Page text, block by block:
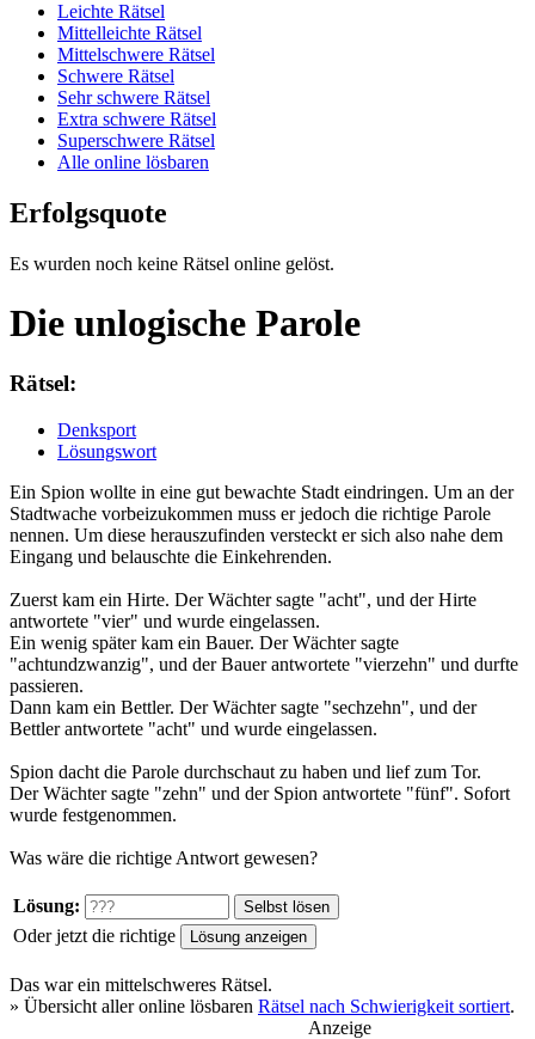
Leichte Rätsel
Mittelleichte Rätsel
Mittelschwere Rätsel
Schwere Rätsel
Sehr schwere Rätsel
Extra schwere Rätsel
Superschwere Rätsel
Alle online lösbaren
Erfolgsquote
Es wurden noch keine Rätsel online gelöst.
Die unlogische Parole
Rätsel:
Denksport
Lösungswort
Ein Spion wollte in eine gut bewachte Stadt eindringen. Um an der
Stadtwache vorbeizukommen muss er jedoch die richtige Parole
nennen. Um diese herauszufinden versteckt er sich also nahe dem
Eingang und belauschte die Einkehrenden.
Zuerst kam ein Hirte. Der Wächter sagte "acht", und der Hirte
antwortete "vier" und wurde eingelassen.
Ein wenig später kam ein Bauer. Der Wächter sagte
"achtundzwanzig", und der Bauer antwortete "vierzehn" und durfte
passieren.
Dann kam ein Bettler. Der Wächter sagte "sechzehn", und der
Bettler antwortete "acht" und wurde eingelassen.
Spion dacht die Parole durchschaut zu haben und lief zum Tor.
Der Wächter sagte "zehn" und der Spion antwortete "fünf". Sofort
wurde festgenommen.
Was wäre die richtige Antwort gewesen?
Lösung:
Oder jetzt die richtige
Das war ein mittelschweres Rätsel.
» Übersicht aller online lösbaren Rätsel nach Schwierigkeit sortiert.
Anzeige